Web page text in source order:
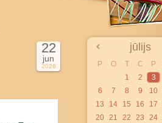
22
jun
2026
jūlijs
P O T C P
1
2 3
6
7 8 9 10
13
14 15 16 17
20 21 22 23 24